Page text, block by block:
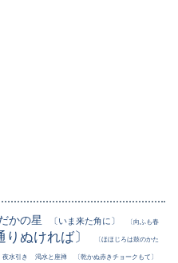
かの星 〔いま来た角に〕 〔向ふも春
りぬければ〕 〔ほほじろは鼓のかた
夜水引き 渇水と座禅 〔乾かぬ赤きチョークもて〕